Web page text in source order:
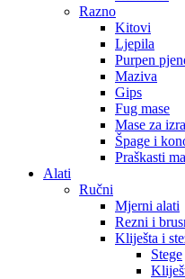
Razno
Kitovi
Ljepila
Purpen
Maziva
Gips
Fug mase
Mase za
Špage i
Praškasti
Alati
Ručni
Mjerni alati
Rezni i
Kliješta i
Stege